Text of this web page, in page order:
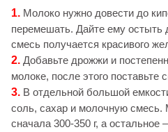
1. Молоко нужно довести до
перемешать. Дайте ему остыть
смесь получается красивого
2. Добавьте дрожжи и
молоке, после этого поставьте
3. В отдельной большой
соль, сахар и молочную смесь.
сначала 300-350 г, а остальное